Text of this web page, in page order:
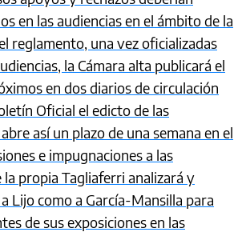
en las audiencias en el ámbito de la
reglamento, una vez oficializadas
la Cámara alta publicará el
en dos diarios de circulación
Oficial el edicto de las
así un plazo de una semana en el
e impugnaciones a las
propia Tagliaferri analizará y
Lijo como a García-Mansilla para
de sus exposiciones en las